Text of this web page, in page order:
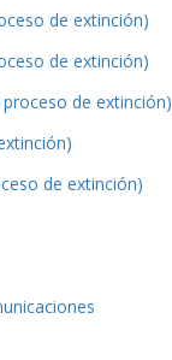
de extinción)
de extinción)
de extinción)
de extinción)